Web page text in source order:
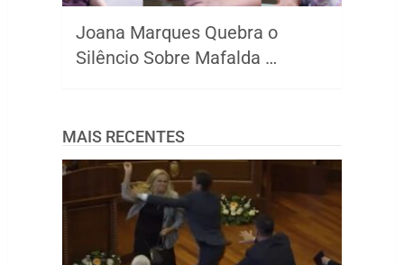
Joana Marques Quebra o
Silêncio Sobre Mafalda …
MAIS RECENTES